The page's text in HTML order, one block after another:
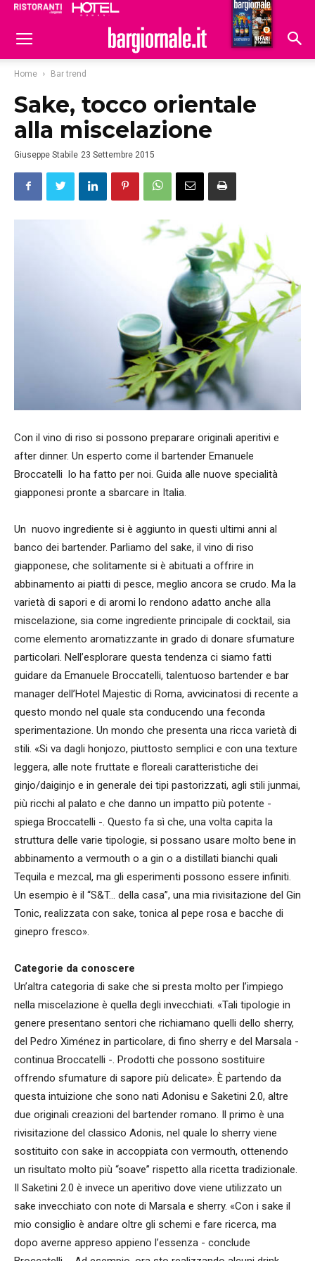
Hoteldomani
Home Bar trend
Sake, tocco orientale
alla miscelazione
Giuseppe Stabile 23 Settembre 2015
Con il vino di riso si possono preparare originali aperitivi e
after dinner. Un esperto come il bartender Emanuele
Broccatelli lo ha fatto per noi. Guida alle nuove specialità
giapponesi pronte a sbarcare in Italia.
Un nuovo ingrediente si è aggiunto in questi ultimi anni al
banco dei bartender. Parliamo del sake, il vino di riso
giapponese, che solitamente si è abituati a offrire in
abbinamento ai piatti di pesce, meglio ancora se crudo. Ma la
varietà di sapori e di aromi lo rendono adatto anche alla
miscelazione, sia come ingrediente principale di cocktail, sia
come elemento aromatizzante in grado di donare sfumature
particolari. Nell’esplorare questa tendenza ci siamo fatti
guidare da Emanuele Broccatelli, talentuoso bartender e bar
manager dell’Hotel Majestic di Roma, avvicinatosi di recente a
questo mondo nel quale sta conducendo una feconda
sperimentazione. Un mondo che presenta una ricca varietà di
stili. «Si va dagli honjozo, piuttosto semplici e con una texture
leggera, alle note fruttate e floreali caratteristiche dei
ginjo/daiginjo e in generale dei tipi pastorizzati, agli stili junmai,
più ricchi al palato e che danno un impatto più potente -
spiega Broccatelli -. Questo fa sì che, una volta capita la
struttura delle varie tipologie, si possano usare molto bene in
abbinamento a vermouth o a gin o a distillati bianchi quali
Tequila e mezcal, ma gli esperimenti possono essere infiniti.
Un esempio è il “S&T… della casa”, una mia rivisitazione del Gin
Tonic, realizzata con sake, tonica al pepe rosa e bacche di
ginepro fresco».
Categorie da conoscere
Un’altra categoria di sake che si presta molto per l’impiego
nella miscelazione è quella degli invecchiati. «Tali tipologie in
genere presentano sentori che richiamano quelli dello sherry,
del Pedro Ximénez in particolare, di fino sherry e del Marsala -
continua Broccatelli -. Prodotti che possono sostituire
offrendo sfumature di sapore più delicate». È partendo da
questa intuizione che sono nati Adonisu e Saketini 2.0, altre
due originali creazioni del bartender romano. Il primo è una
rivisitazione del classico Adonis, nel quale lo sherry viene
sostituito con sake in accoppiata con vermouth, ottenendo
un risultato molto più “soave” rispetto alla ricetta tradizionale.
Il Saketini 2.0 è invece un aperitivo dove viene utilizzato un
sake invecchiato con note di Marsala e sherry. «Con i sake il
mio consiglio è andare oltre gli schemi e fare ricerca, ma
dopo averne appreso appieno l’essenza - conclude